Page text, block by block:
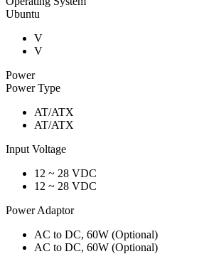
Ubuntu
V
V
Power
Power Type
AT/ATX
AT/ATX
Input Voltage
12 ~ 28 VDC
12 ~ 28 VDC
Power Adaptor
AC to DC, 60W (Optional)
AC to DC, 60W (Optional)